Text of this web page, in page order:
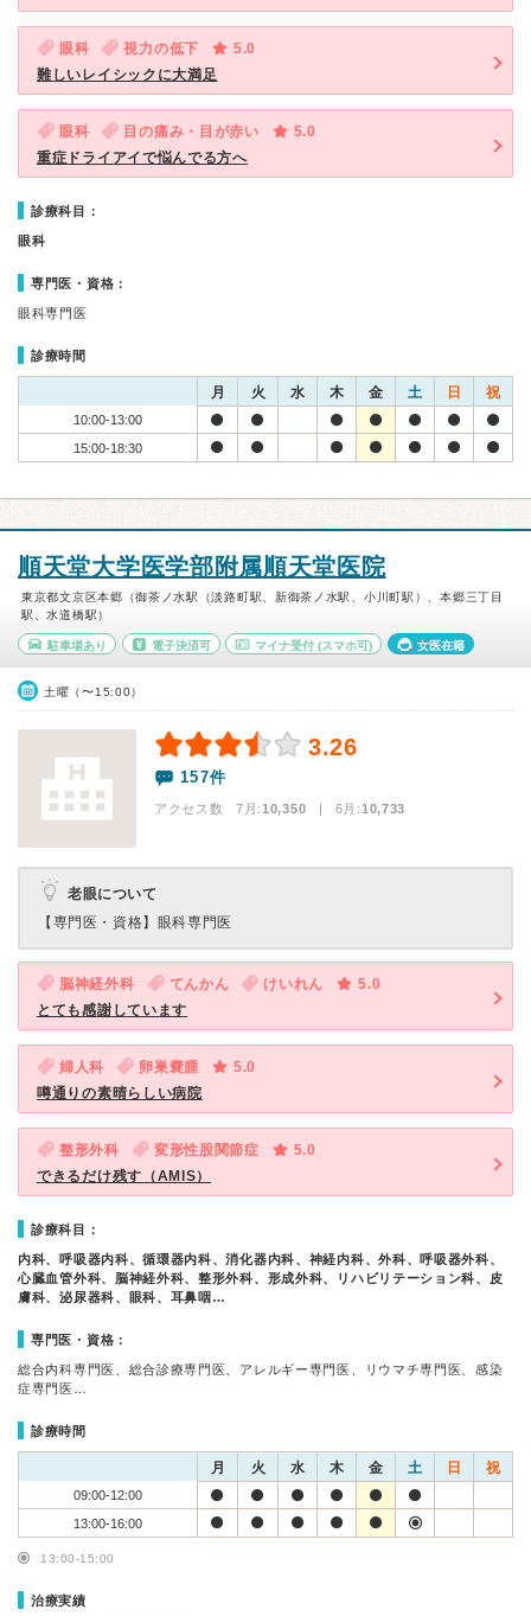
眼科 視力の低下
5.0
難しいレイシックに大満足
眼科 目の痛み・目が赤い
5.0
重症ドライアイで悩んでる方へ
診療科目：
眼科
専門医・資格：
眼科専門医
診療時間
月 火 水 木 金 土 日 祝
10:00-13:00
15:00-18:30
順天堂大学医学部附属順天堂医院
東京都文京区本郷（御茶ノ水駅（淡路町駅、新御茶ノ水駅、小川町駅）、本郷三丁目
駅、水道橋駅）
駐車場あり 電子決済可 マイナ受付 (スマホ可) 女医在籍
土曜（〜15:00）
3.26
157件
アクセス数 7月:10,350 | 6月:10,733
老眼について
【専門医・資格】 眼科専門医
脳神経外科 てんかん けいれん
5.0
とても感謝しています
婦人科 卵巣嚢腫
5.0
噂通りの素晴らしい病院
整形外科 変形性股関節症
5.0
できるだけ残す（AMIS）
診療科目：
内科、呼吸器内科、循環器内科、消化器内科、神経内科、外科、呼吸器外科、
心臓血管外科、脳神経外科、整形外科、形成外科、リハビリテーション科、皮
膚科、泌尿器科、眼科、耳鼻咽…
専門医・資格：
総合内科専門医、総合診療専門医、アレルギー専門医、リウマチ専門医、感染
症専門医…
診療時間
月 火 水 木 金 土 日 祝
09:00-12:00
13:00-16:00
13:00-15:00
治療実績